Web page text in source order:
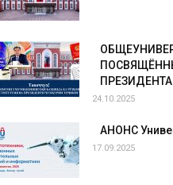
24.10.2025
АНОНС
17.09.2025